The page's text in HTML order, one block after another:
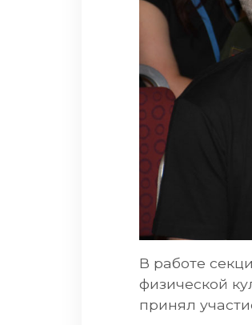
В работе
физической
принял